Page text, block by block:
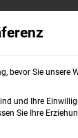
bevor Sie unsere
und Ihre
Sie Ihre